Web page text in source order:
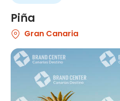
Piña
Gran Canaria